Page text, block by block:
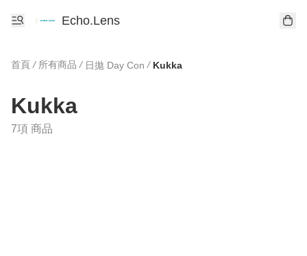
Echo.Lens
首頁 / 所有商品 / 日拋 Day Con / Kukka
Kukka
7項 商品